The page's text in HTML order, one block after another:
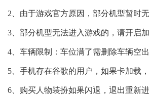
2、由于游戏官方原因，部分机型暂时
3、部分机型无法进入游戏的，请开启
4、车辆限制：车位满了需删除车辆空
5、手机存在谷歌的用户，如果卡加载
6、购买人物装扮如果闪退，退出重新